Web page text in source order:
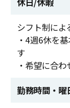
シフト制によ
・4週6休を
す
・希望に合
勤務時間・曜